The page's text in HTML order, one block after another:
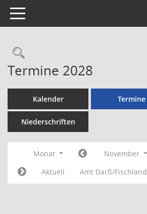
Toggle navigation
Rechercheauswahl
Termine 2028
Kalender Termine
Niederschriften
Monat November
Aktuell
Amt Darß/Fischland